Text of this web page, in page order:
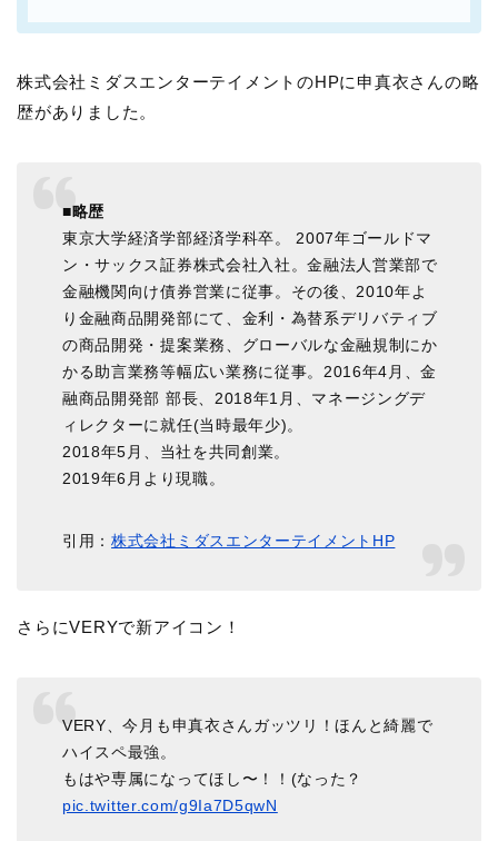
株式会社ミダスエンターテイメントのHPに申真衣さんの略
歴がありました。
■略歴
東京大学経済学部経済学科卒。 2007年ゴールドマ
ン・サックス証券株式会社入社。金融法人営業部で
金融機関向け債券営業に従事。その後、2010年よ
り金融商品開発部にて、金利・為替系デリバティブ
の商品開発・提案業務、グローバルな金融規制にか
かる助言業務等幅広い業務に従事。2016年4月、金
融商品開発部 部長、2018年1月、マネージングデ
ィレクターに就任(当時最年少)。
2018年5月、当社を共同創業。
2019年6月より現職。
引用：株式会社ミダスエンターテイメントHP
さらにVERYで新アイコン！
VERY、今月も申真衣さんガッツリ！ほんと綺麗で
ハイスペ最強。
もはや専属になってほし〜！！(なった？
pic.twitter.com/g9Ia7D5qwN